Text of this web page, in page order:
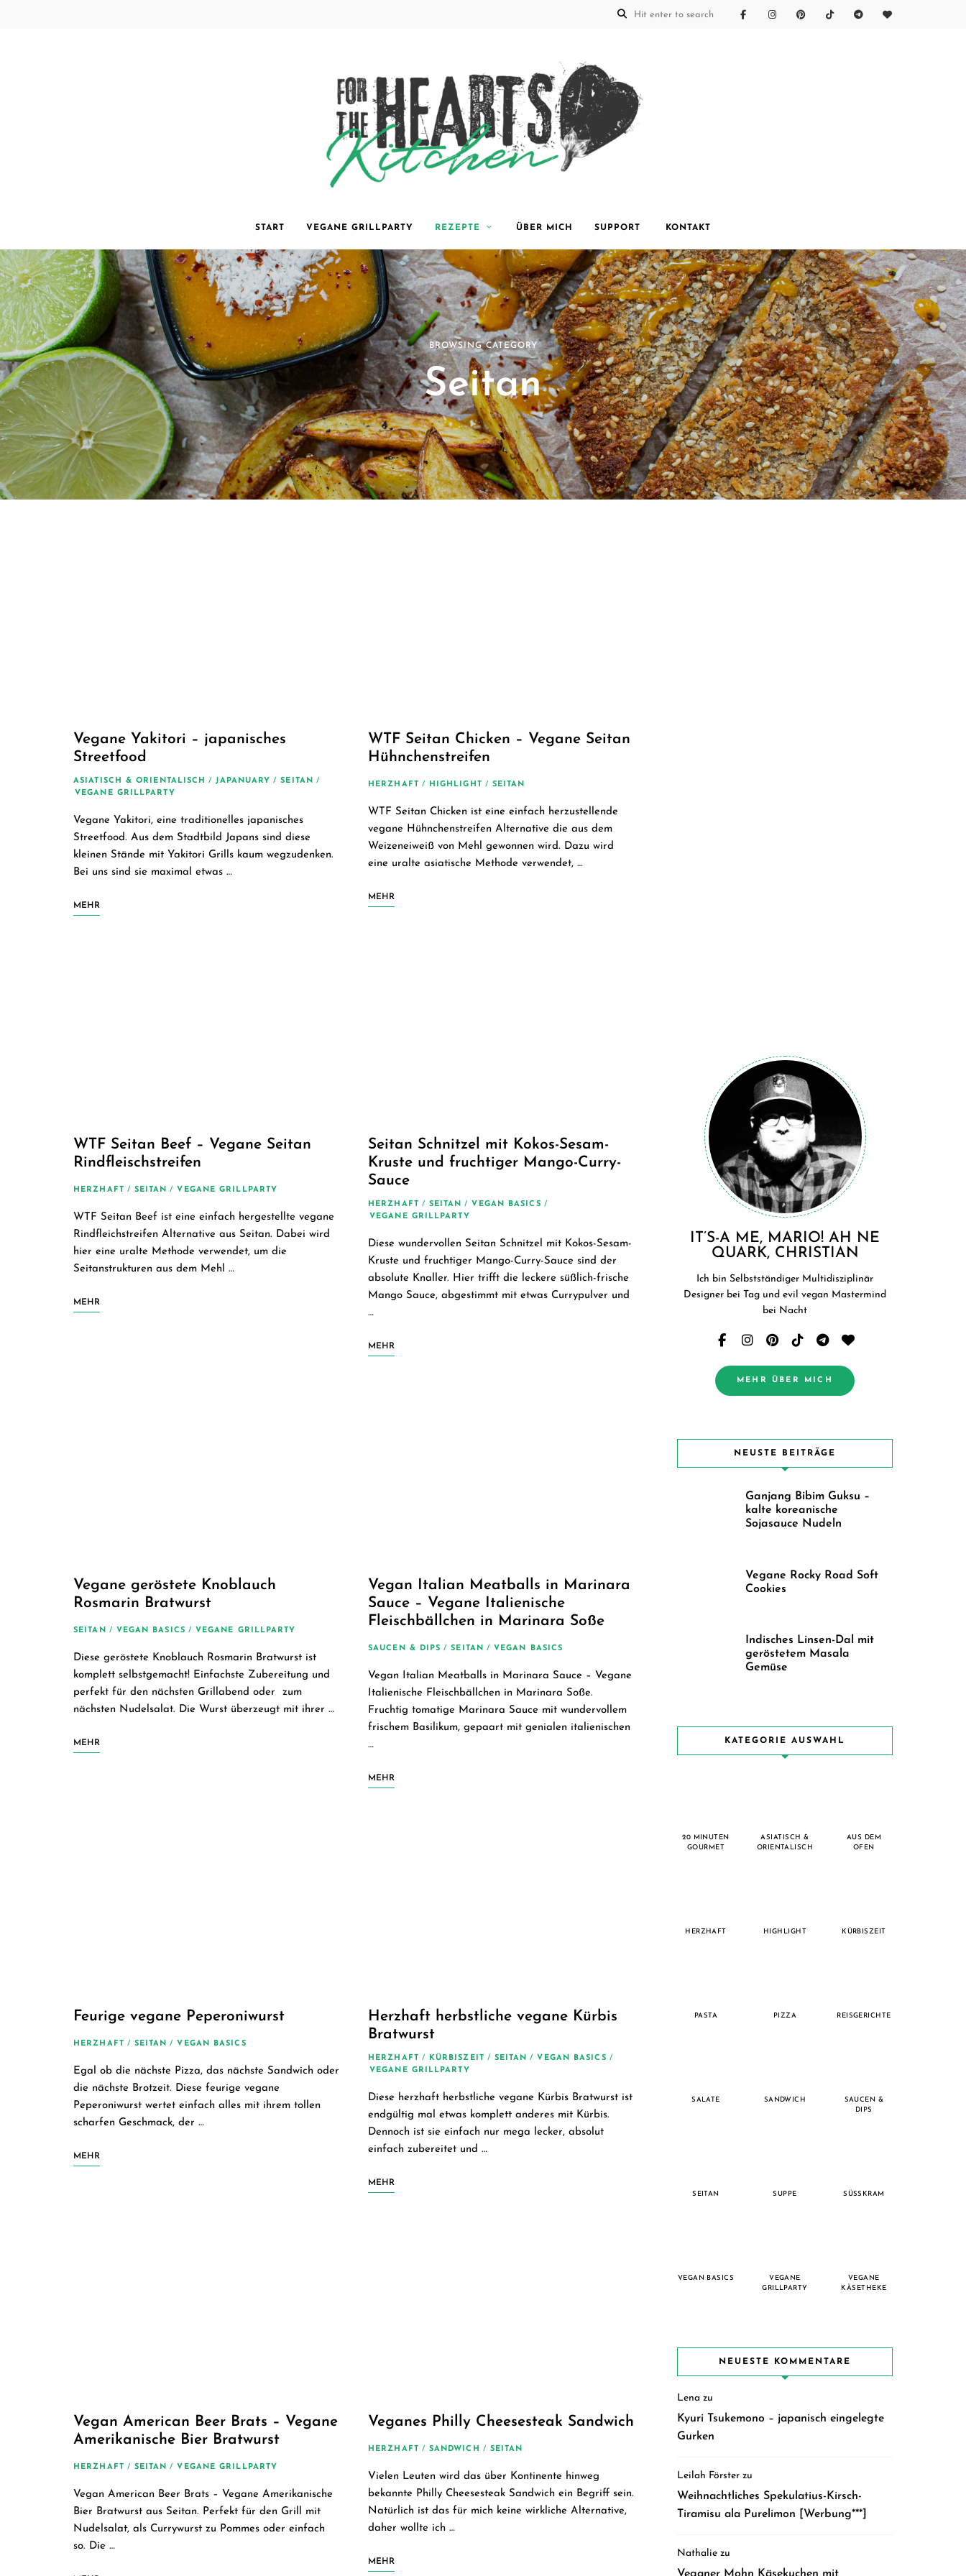
for the
Hearts
Kitchen |
die
Küche
mit Herz
von
Rezepte
für
jeden
Tag
START VEGANE GRILLPARTY REZEPTE ÜBER MICH SUPPORT KONTAKT
BROWSING CATEGORY
Seitan
Vegane Yakitori – japanisches
Streetfood
ASIATISCH & ORIENTALISCH / JAPANUARY / SEITAN /
VEGANE GRILLPARTY
Vegane Yakitori, eine traditionelles japanisches
Streetfood. Aus dem Stadtbild Japans sind diese
kleinen Stände mit Yakitori Grills kaum wegzudenken.
Bei uns sind sie maximal etwas …
MEHR
WTF Seitan Chicken – Vegane Seitan
Hühnchenstreifen
HERZHAFT / HIGHLIGHT / SEITAN
WTF Seitan Chicken ist eine einfach herzustellende
vegane Hühnchenstreifen Alternative die aus dem
Weizeneiweiß von Mehl gewonnen wird. Dazu wird
eine uralte asiatische Methode verwendet, …
MEHR
WTF Seitan Beef – Vegane Seitan
Rindfleischstreifen
HERZHAFT / SEITAN / VEGANE GRILLPARTY
WTF Seitan Beef ist eine einfach hergestellte vegane
Rindfleichstreifen Alternative aus Seitan. Dabei wird
hier eine uralte Methode verwendet, um die
Seitanstrukturen aus dem Mehl …
MEHR
Seitan Schnitzel mit Kokos-Sesam-
Kruste und fruchtiger Mango-Curry-
Sauce
HERZHAFT / SEITAN / VEGAN BASICS /
VEGANE GRILLPARTY
Diese wundervollen Seitan Schnitzel mit Kokos-Sesam-
Kruste und fruchtiger Mango-Curry-Sauce sind der
absolute Knaller. Hier trifft die leckere süßlich-frische
Mango Sauce, abgestimmt mit etwas Currypulver und
…
MEHR
Vegane geröstete Knoblauch
Rosmarin Bratwurst
SEITAN / VEGAN BASICS / VEGANE GRILLPARTY
Diese geröstete Knoblauch Rosmarin Bratwurst ist
komplett selbstgemacht! Einfachste Zubereitung und
perfekt für den nächsten Grillabend oder zum
nächsten Nudelsalat. Die Wurst überzeugt mit ihrer …
MEHR
Vegan Italian Meatballs in Marinara
Sauce – Vegane Italienische
Fleischbällchen in Marinara Soße
SAUCEN & DIPS / SEITAN / VEGAN BASICS
Vegan Italian Meatballs in Marinara Sauce – Vegane
Italienische Fleischbällchen in Marinara Soße.
Fruchtig tomatige Marinara Sauce mit wundervollem
frischem Basilikum, gepaart mit genialen italienischen
…
MEHR
Feurige vegane Peperoniwurst
HERZHAFT / SEITAN / VEGAN BASICS
Egal ob die nächste Pizza, das nächste Sandwich oder
die nächste Brotzeit. Diese feurige vegane
Peperoniwurst wertet einfach alles mit ihrem tollen
scharfen Geschmack, der …
MEHR
Herzhaft herbstliche vegane Kürbis
Bratwurst
HERZHAFT / KÜRBISZEIT / SEITAN / VEGAN BASICS /
VEGANE GRILLPARTY
Diese herzhaft herbstliche vegane Kürbis Bratwurst ist
endgültig mal etwas komplett anderes mit Kürbis.
Dennoch ist sie einfach nur mega lecker, absolut
einfach zubereitet und …
MEHR
Vegan American Beer Brats – Vegane
Amerikanische Bier Bratwurst
HERZHAFT / SEITAN / VEGANE GRILLPARTY
Vegan American Beer Brats – Vegane Amerikanische
Bier Bratwurst aus Seitan. Perfekt für den Grill mit
Nudelsalat, als Currywurst zu Pommes oder einfach
so. Die …
Veganes Philly Cheesesteak Sandwich
HERZHAFT / SANDWICH / SEITAN
Vielen Leuten wird das über Kontinente hinweg
bekannte Philly Cheesesteak Sandwich ein Begriff sein.
Natürlich ist das für mich keine wirkliche Alternative,
daher wollte ich …
MEHR
IT’S-A ME, MARIO! AH NE
QUARK, CHRISTIAN
Ich bin Selbstständiger Multidisziplinär
Designer bei Tag und evil vegan Mastermind
bei Nacht
MEHR ÜBER MICH
NEUSTE BEITRÄGE
Ganjang Bibim Guksu –
kalte koreanische
Sojasauce Nudeln
Vegane Rocky Road Soft
Cookies
Indisches Linsen-Dal mit
geröstetem Masala
Gemüse
KATEGORIE AUSWAHL
20 MINUTEN
GOURMET
ASIATISCH &
ORIENTALISCH
AUS DEM
OFEN
HERZHAFT HIGHLIGHT KÜRBISZEIT
PASTA PIZZA REISGERICHTE
SALATE SANDWICH
SAUCEN &
DIPS
SEITAN SUPPE SÜSSKRAM
VEGAN BASICS
VEGANE
GRILLPARTY
VEGANE
KÄSETHEKE
NEUESTE KOMMENTARE
Lena zu
Kyuri Tsukemono – japanisch eingelegte
Gurken
Leilah Förster zu
Weihnachtliches Spekulatius-Kirsch-
Tiramisu ala Purelimon [Werbung***]
Nathalie zu